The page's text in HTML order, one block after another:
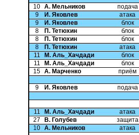
10 А. Мельников
подача
9
И. Яковлев
атака
9
И. Яковлев
блок
8
П. Тетюхин
блок
8
П. Тетюхин
блок
8
П. Тетюхин
атака
11
М. Аль_Хачдади
блок
11
М. Аль_Хачдади
блок
15 А. Марченко приём
9 И. Яковлев подача
11 М. Аль_Хачдади
атака
27
В. Голубев
защита
10 А. Мельников атака